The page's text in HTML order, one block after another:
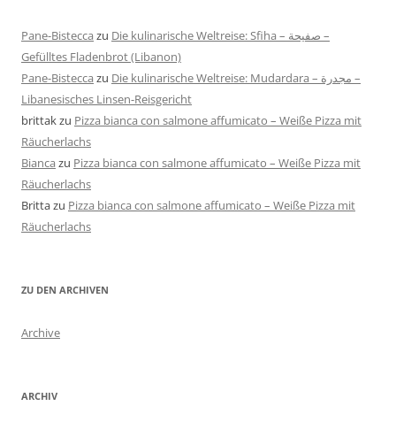
Pane-Bistecca zu Die kulinarische Weltreise: Sfiha – صفيحة –
Gefülltes Fladenbrot (Libanon)
Pane-Bistecca zu Die kulinarische Weltreise: Mudardara – مجدرة –
Libanesisches Linsen-Reisgericht
brittakzu Pizza bianca con salmone affumicato – Weiße Pizza mit
Räucherlachs
Bianca zu Pizza bianca con salmone affumicato – Weiße Pizza mit
Räucherlachs
Brittazu Pizza bianca con salmone affumicato – Weiße Pizza mit
Räucherlachs
ZU DEN ARCHIVEN
Archive
ARCHIV